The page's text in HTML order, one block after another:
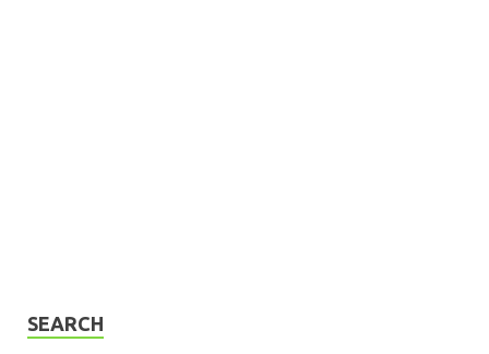
SEARCH